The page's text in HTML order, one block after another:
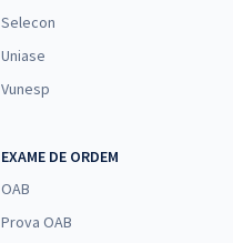
Selecon
Uniase
Vunesp
EXAME DE ORDEM
OAB
Prova OAB